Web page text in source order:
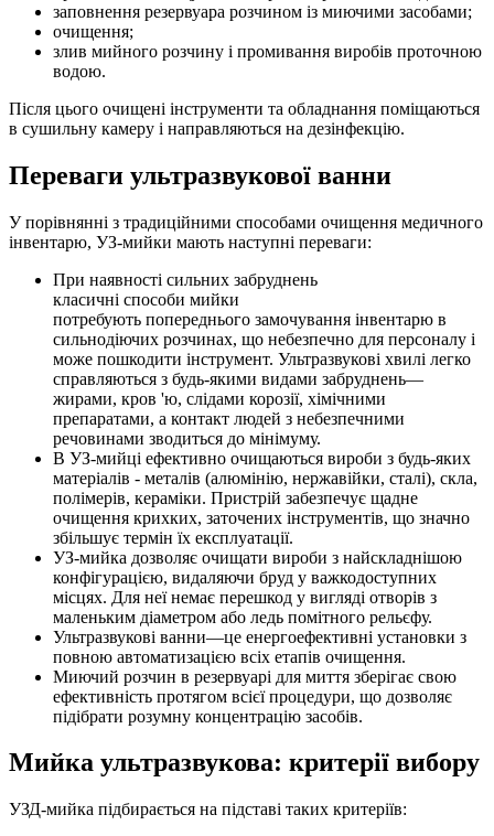
заповнення резервуара розчином із миючими засобами;
очищення;
злив мийного розчину і промивання виробів проточною
водою.
Після цього очищені інструменти та обладнання поміщаються
в сушильну камеру і направляються на дезінфекцію.
Переваги ультразвукової ванни
У порівнянні з традиційними способами очищення медичного
інвентарю, УЗ-мийки мають наступні переваги:
При наявності сильних забруднень
класичні способи мийки
потребують попереднього замочування інвентарю в
сильнодіючих розчинах, що небезпечно для персоналу і
може пошкодити інструмент. Ультразвукові хвилі легко
справляються з будь-якими видами забруднень—
жирами, кров 'ю, слідами корозії, хімічними
препаратами, а контакт людей з небезпечними
речовинами зводиться до мінімуму.
В УЗ-мийці ефективно очищаються вироби з будь-яких
матеріалів - металів (алюмінію, нержавійки, сталі), скла,
полімерів, кераміки. Пристрій забезпечує щадне
очищення крихких, заточених інструментів, що значно
збільшує термін їх експлуатації.
УЗ-мийка дозволяє очищати вироби з найскладнішою
конфігурацією, видаляючи бруд у важкодоступних
місцях. Для неї немає перешкод у вигляді отворів з
маленьким діаметром або ледь помітного рельєфу.
Ультразвукові ванни—це енергоефективні установки з
повною автоматизацією всіх етапів очищення.
Миючий розчин в резервуарі для миття зберігає свою
ефективність протягом всієї процедури, що дозволяє
підібрати розумну концентрацію засобів.
Мийка ультразвукова: критерії вибору
УЗД-мийка підбирається на підставі таких критеріїв: